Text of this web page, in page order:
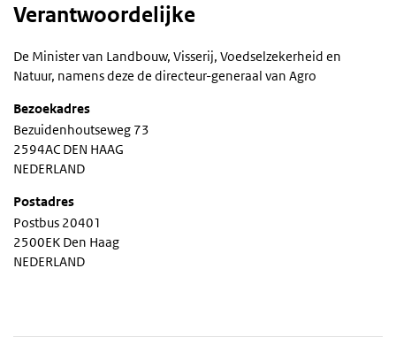
Verantwoordelijke
De Minister van Landbouw, Visserij, Voedselzekerheid en
Natuur, namens deze de directeur-generaal van Agro
Bezoekadres
Bezuidenhoutseweg 73
2594AC DEN HAAG
NEDERLAND
Postadres
Postbus 20401
2500EK Den Haag
NEDERLAND